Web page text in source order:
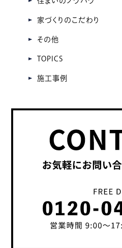
家づくりのこだわり
その他
TOPICS
施工事例